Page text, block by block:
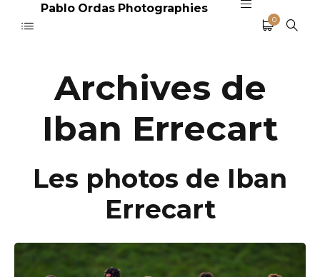
Pablo Ordas Photographies
0
Archives de
Iban Errecart
Les photos de Iban
Errecart